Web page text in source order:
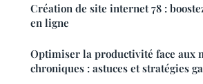
Création de site internet 78 :
en ligne
Optimiser la productivité face aux
chroniques : astuces et stratégies